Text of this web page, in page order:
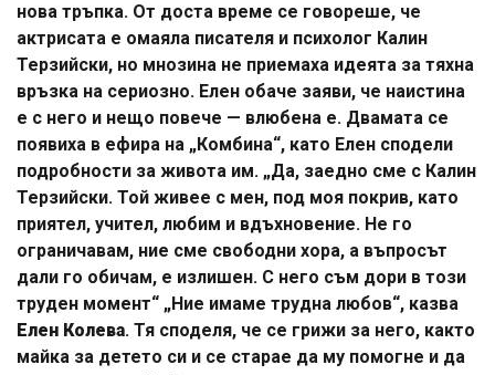
нова тръпка. От доста време се говореше, че
актрисата е омаяла писателя и психолог Калин
Терзийски, но мнозина не приемаха идеята за тяхна
връзка на сериозно. Елен обаче заяви, че наистина
е с него и нещо повече — влюбена е. Двамата се
появиха в ефира на „Комбина“, като Елен сподели
подробности за живота им. „Да, заедно сме с Калин
Терзийски. Той живее с мен, под моя покрив, като
приятел, учител, любим и вдъхновение. Не го
ограничавам, ние сме свободни хора, а въпросът
дали го обичам, е излишен. С него съм дори в този
труден момент“ „Ние имаме трудна любов“, казва
Елен Колева. Тя споделя, че се грижи за него, както
майка за детето си и се старае да му помогне и да